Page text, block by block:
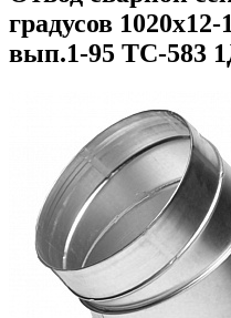
градусов
вып.1-95 ТС-583